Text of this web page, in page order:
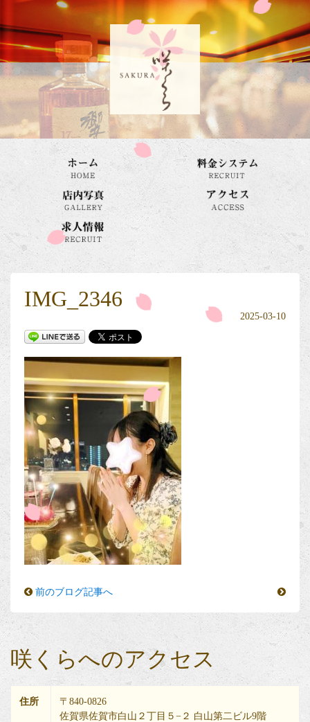
IMG_2346
2025-03-10
前のブログ記事へ
咲くらへのアクセス
住所
〒840-0826
佐賀県佐賀市白山２丁目５−２ 白山第二ビル9階